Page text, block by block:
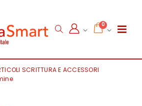
0
SCRITTURA E ACCESSORI